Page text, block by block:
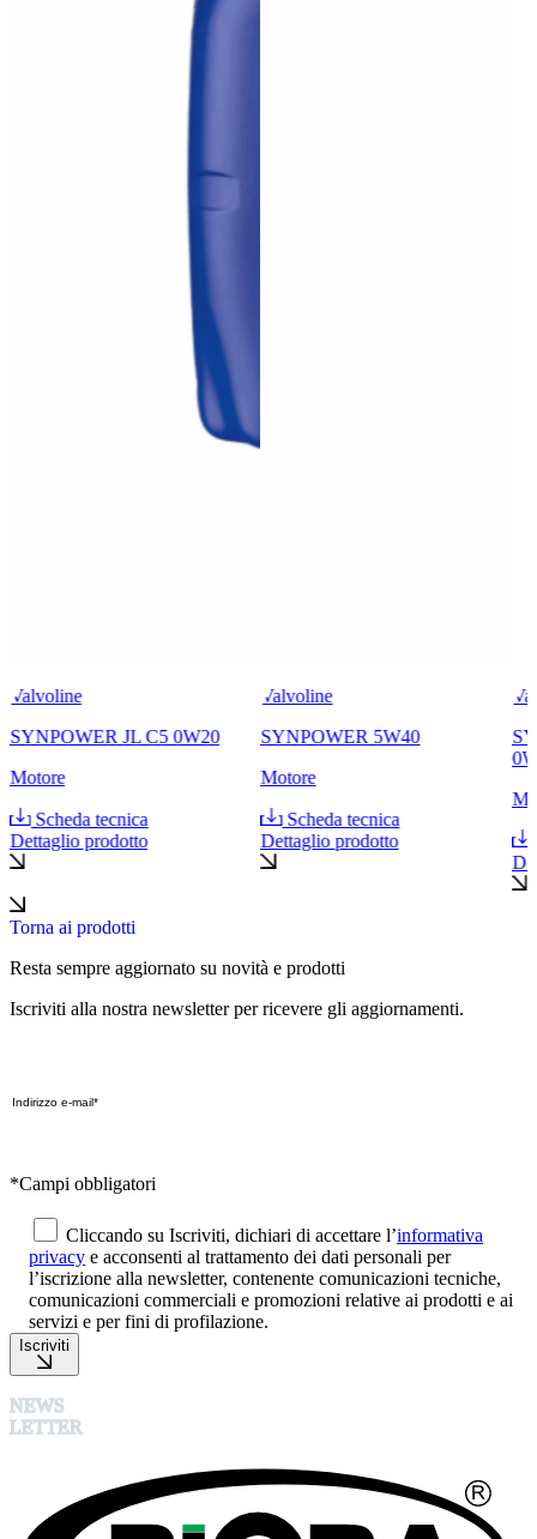
Valvoline
SYNPOWER JL C5 0W20
Motore
Scheda tecnica
Dettaglio prodotto
Valvoline
SYNPOWER 5W40
Motore
Scheda tecnica
Dettaglio prodotto
Torna ai prodotti
Resta sempre aggiornato su novità e prodotti
Iscriviti alla nostra newsletter per ricevere gli aggiornamenti.
*Campi obbligatori
Cliccando su Iscriviti, dichiari di accettare l’informativa
privacy e acconsenti al trattamento dei dati personali per
l’iscrizione alla newsletter, contenente comunicazioni tecniche,
comunicazioni commerciali e promozioni relative ai prodotti e ai
servizi e per fini di profilazione.
Iscriviti
NEWS
LETTER